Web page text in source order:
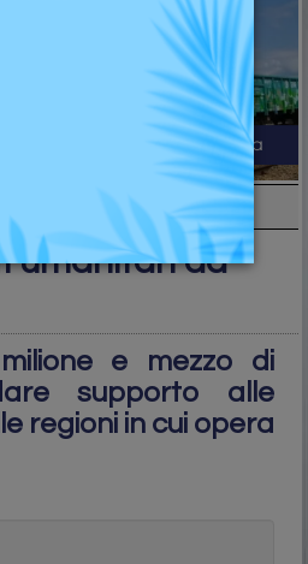
aiuti umanitari da Ferrexpo
umanitari da
e mezzo di
supporto alle
regioni in cui opera